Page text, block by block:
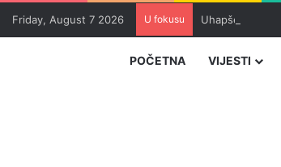
Friday, August 7 2026 U fokusu Uhapšeni
POČETNA VIJESTI